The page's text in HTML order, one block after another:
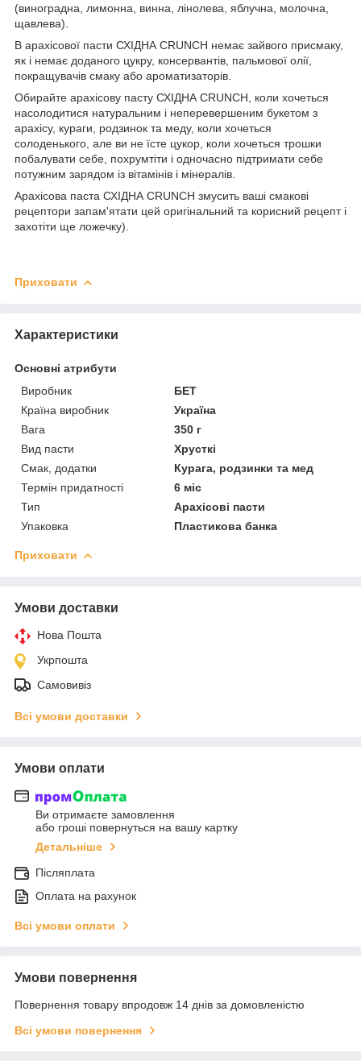
(виноградна, лимонна, винна, лінолева, яблучна, молочна,
щавлева).
В арахісової пасти СХІДНА CRUNCH немає зайвого присмаку,
як і немає доданого цукру, консервантів, пальмової олії,
покращувачів смаку або ароматизаторів.
Обирайте арахісову пасту СХІДНА CRUNCH, коли хочеться
насолодитися натуральним і неперевершеним букетом з
арахісу, кураги, родзинок та меду, коли хочеться
солоденького, але ви не їсте цукор, коли хочеться трошки
побалувати себе, похрумтіти і одночасно підтримати себе
потужним зарядом із вітамінів і мінералів.
Арахісова паста СХІДНА CRUNCH змусить ваші смакові
рецептори запам'ятати цей оригінальний та корисний рецепт і
захотіти ще ложечку).
Приховати
Характеристики
Основні атрибути
Виробник
БЕТ
Країна виробник
Україна
Вага
350 г
Вид пасти
Хрусткі
Смак, додатки
Курага, родзинки та мед
Термін придатності
6 міс
Тип
Арахісові пасти
Упаковка
Пластикова банка
Приховати
Умови доставки
Нова Пошта
Укрпошта
Самовивіз
Всі умови доставки
Умови оплати
Ви отримаєте замовлення
або гроші повернуться на вашу картку
Детальніше
Післяплата
Оплата на рахунок
Всі умови оплати
Умови повернення
Повернення товару впродовж 14 днів за домовленістю
Всі умови повернення